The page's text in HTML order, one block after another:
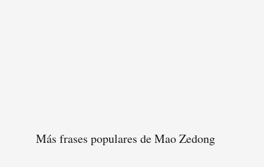
Más frases populares de Mao Zedong